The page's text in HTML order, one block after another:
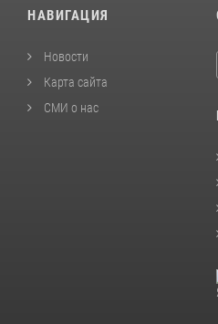
НАВИГАЦИЯ
Новости
Карта сайта
СМИ о нас